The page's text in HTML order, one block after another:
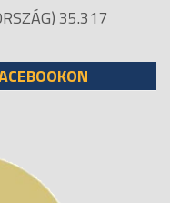
35.317